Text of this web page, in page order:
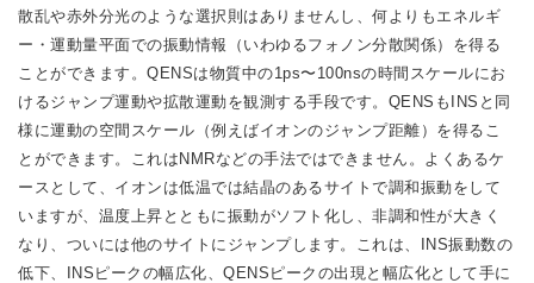
散乱や赤外分光のような選択則はありませんし、何よりもエネルギ
ー・運動量平面での振動情報（いわゆるフォノン分散関係）を得る
ことができます。QENSは物質中の1ps〜100nsの時間スケールにお
けるジャンプ運動や拡散運動を観測する手段です。QENSもINSと同
様に運動の空間スケール（例えばイオンのジャンプ距離）を得るこ
とができます。これはNMRなどの手法ではできません。よくあるケ
ースとして、イオンは低温では結晶のあるサイトで調和振動をして
いますが、温度上昇とともに振動がソフト化し、非調和性が大きく
なり、ついには他のサイトにジャンプします。これは、INS振動数の
低下、INSピークの幅広化、QENSピークの出現と幅広化として手に